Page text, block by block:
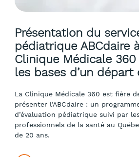
Présentation du
pédiatrique ABCdaire
Clinique Médicale 360
les bases d’un départ
La Clinique Médicale 360 est fière
présenter l’ABCdaire : un
d’évaluation pédiatrique suivi par
professionnels de la santé au
de 20 ans.